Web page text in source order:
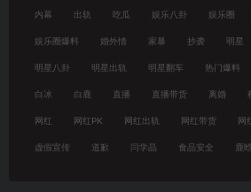
内幕 出轨 吃瓜 娱乐八卦 娱乐圈
娱乐圈爆料 婚外情 家暴 抄袭 明星
明星八卦 明星出轨 明星翻车 热门爆料
白冰 白鹿 直播 直播带货 离婚
网红 网红PK 网红出轨 网红带货 网
虚假宣传 道歉 闫学晶 食品安全 鹿晗